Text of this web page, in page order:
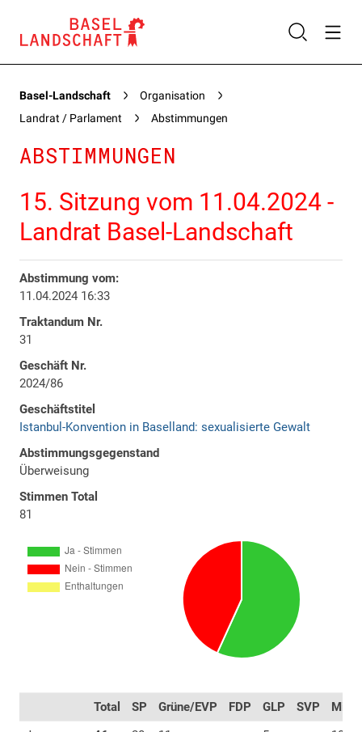
Basel-Landschaft
Organisation
Landrat / Parlament
Abstimmungen
ABSTIMMUNGEN